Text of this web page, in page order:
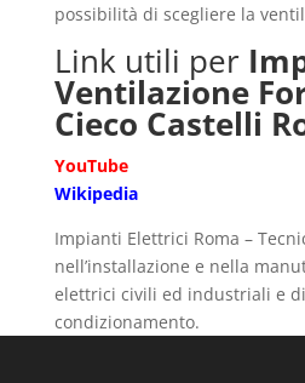
possibilità di scegliere la
Link utili per
Ventilazione
Cieco Castelli
YouTube
Wikipedia
Impianti Elettrici Roma –
nell’installazione e nella
elettrici civili ed industriali e
condizionamento.